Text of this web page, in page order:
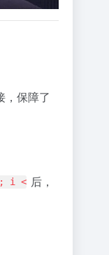
，保障了
i < 后，